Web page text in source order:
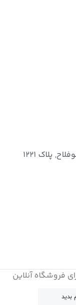
پلاک ۱۲۲۱
فروشگاه آنلاین
بدید